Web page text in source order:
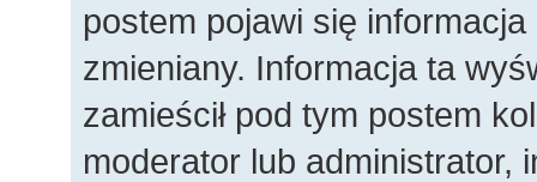
postem pojawi się
zmieniany. Informacja ta
zamieścił pod tym postem
moderator lub administrator,